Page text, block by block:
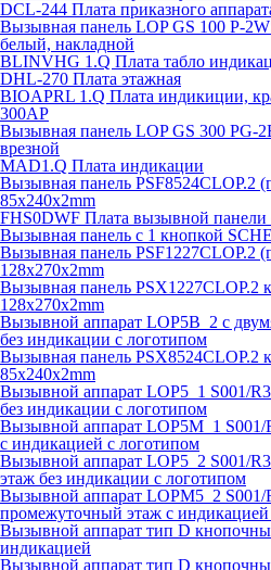
DCL-244 Плата приказного
Вызывная панель LOP GS 100 P-
белый, накладной
BLINVHG 1.Q Плата табло
DHL-270 Плата этажная
BIOAPRL 1.Q Плата индикиции,
300AP
Вызывная панель LOP GS 300 PG-
врезной
MAD1.Q Плата индикации
Вызывная панель PSF8524CLOP.2
85х240х2mm
FHS0DWF Плата вызывной панели
Вызывная панель с 1 кнопкой
Вызывная панель PSF1227CLOP.2
128х270х2mm
Вызывная панель PSX1227CLOP.2
128х270х2mm
Вызывной аппарат LOP5B_2 с
без индикации с логотипом
Вызывная панель PSX8524CLOP.2
85х240х2mm
Вызывной аппарат LOP5_1 S001/
без индикации с логотипом
Вызывной аппарат LOP5M_1
с индикацией с логотипом
Вызывной аппарат LOP5_2 S001/
этаж без индикации с логотипом
Вызывной аппарат LOPM5_2 S001/
промежуточный этаж с
Вызывной аппарат тип D
индикацией
Вызывной аппарат тип D